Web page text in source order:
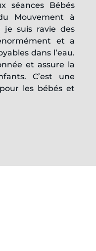
séances Bébés
Mouvement à
je suis ravie des
et a
dans l’eau.
et assure la
C’est une
les bébés et